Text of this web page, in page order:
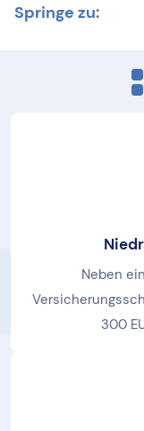
Springe zu:
Neben
300